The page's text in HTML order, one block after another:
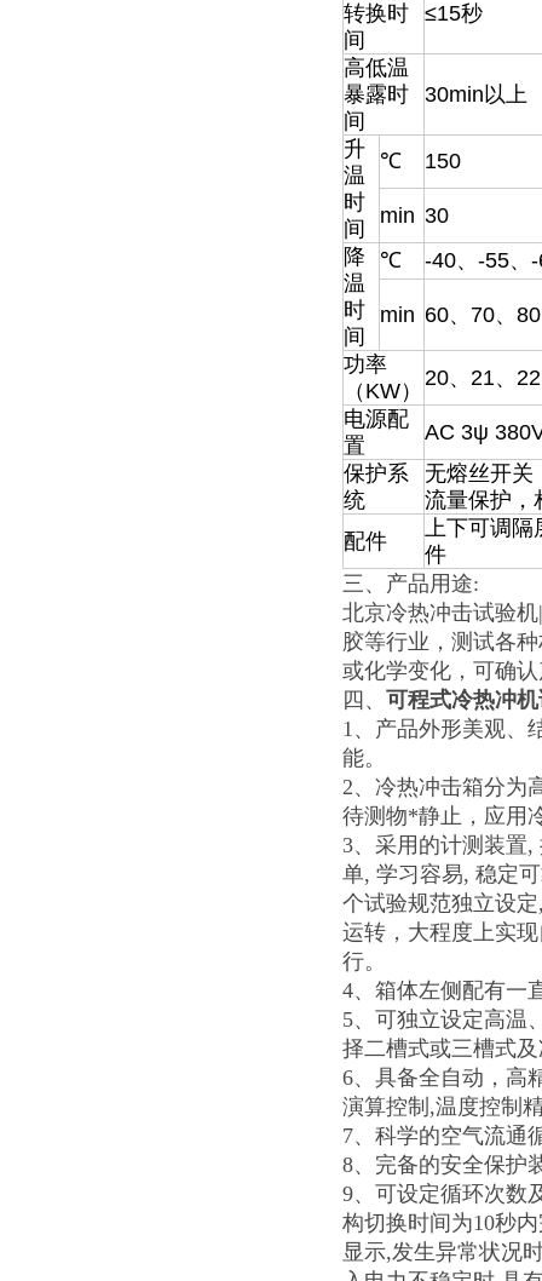
转换时
间
≤15秒
高低温
暴露时
间
30min以上
升
温
时
间
℃ 150
min 30
降
温
时
间
℃ -40、-55、
min 60、70、80
功率
（KW）
20、21、22
电源配
置
AC 3ψ
保护系
统
无熔丝开关
流量保护，
配件
上下可调隔
件
三、 产品用途:
北京冷热冲击试验
胶等行业，测试各
或化学变化，可确
四、 可程式冷热冲
1、产品外形美观、
能。
2、冷热冲击箱分为
待测物*静止，应用
3、采用的计测装置
单, 学习容易, 稳定
个试验规范独立设
运转，大程度上实
行。
4、箱体左侧配有一
5、可独立设定高温
择二槽式或三槽式
6、具备全自动，高
演算控制,温度控制
7、科学的空气流通
8、完备的安全保护
9、可设定循环次数
构切换时间为10秒
显示,发生异常状况